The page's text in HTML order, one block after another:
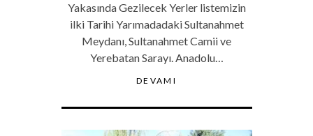
Yakasında Gezilecek Yerler listemizin
ilki Tarihi Yarımadadaki Sultanahmet
Meydanı, Sultanahmet Camii ve
Yerebatan Sarayı. Anadolu…
DEVAMI